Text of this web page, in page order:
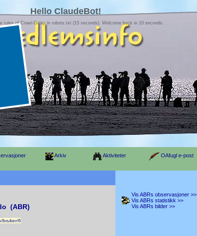
Arkiv Aktiviteter OAfugl e-post
Hello ClaudeBot!
rules of Crawl-Delay in robots.txt (15 seconds). Welcome back in 10 seconds.
(ABR)
bruker/6
Vis ABRs observasjoner >>
Vis ABRs statistikk >>
Vis ABRs bilder >>